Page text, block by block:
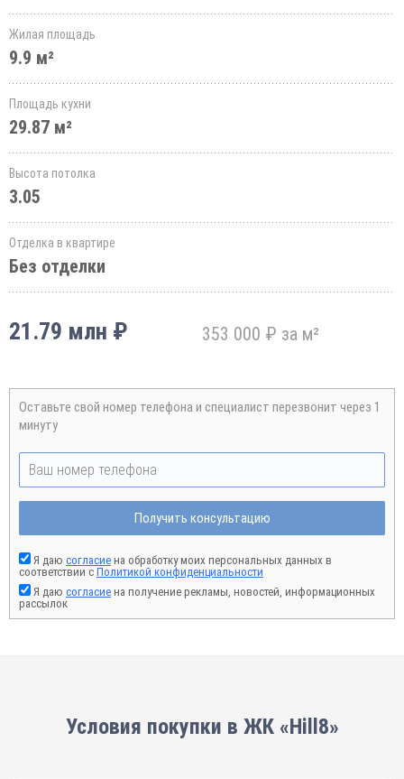
Жилая площадь
9.9 м²
Площадь кухни
29.87 м²
Высота потолка
3.05
Отделка в квартире
Без отделки
21.79 млн ₽ 353 000 ₽ за м²
Оставьте свой номер телефона и специалист перезвонит через 1
минуту
Получить консультацию
Я даю согласие на обработку моих персональных данных в
соответствии с Политикой конфиденциальности
Я даю согласие на получение рекламы, новостей, информационных
рассылок
Условия покупки в ЖК «Hill8»